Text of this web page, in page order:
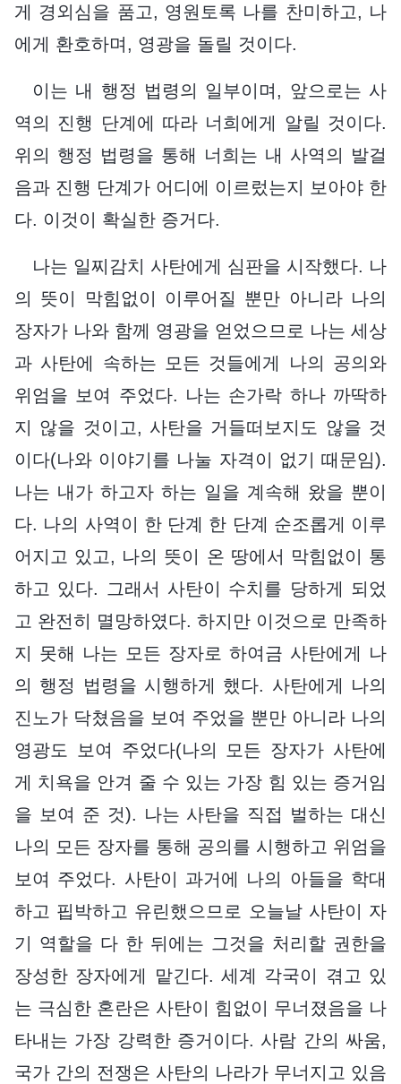
게 경외심을 품고, 영원토록 나를 찬미하고, 나
에게 환호하며, 영광을 돌릴 것이다.
이는 내 행정 법령의 일부이며, 앞으로는 사
역의 진행 단계에 따라 너희에게 알릴 것이다.
위의 행정 법령을 통해 너희는 내 사역의 발걸
음과 진행 단계가 어디에 이르렀는지 보아야 한
다. 이것이 확실한 증거다.
나는 일찌감치 사탄에게 심판을 시작했다. 나
의 뜻이 막힘없이 이루어질 뿐만 아니라 나의
장자가 나와 함께 영광을 얻었으므로 나는 세상
과 사탄에 속하는 모든 것들에게 나의 공의와
위엄을 보여 주었다. 나는 손가락 하나 까딱하
지 않을 것이고, 사탄을 거들떠보지도 않을 것
이다(나와 이야기를 나눌 자격이 없기 때문임).
나는 내가 하고자 하는 일을 계속해 왔을 뿐이
다. 나의 사역이 한 단계 한 단계 순조롭게 이루
어지고 있고, 나의 뜻이 온 땅에서 막힘없이 통
하고 있다. 그래서 사탄이 수치를 당하게 되었
고 완전히 멸망하였다. 하지만 이것으로 만족하
지 못해 나는 모든 장자로 하여금 사탄에게 나
의 행정 법령을 시행하게 했다. 사탄에게 나의
진노가 닥쳤음을 보여 주었을 뿐만 아니라 나의
영광도 보여 주었다(나의 모든 장자가 사탄에
게 치욕을 안겨 줄 수 있는 가장 힘 있는 증거임
을 보여 준 것). 나는 사탄을 직접 벌하는 대신
나의 모든 장자를 통해 공의를 시행하고 위엄을
보여 주었다. 사탄이 과거에 나의 아들을 학대
하고 핍박하고 유린했으므로 오늘날 사탄이 자
기 역할을 다 한 뒤에는 그것을 처리할 권한을
장성한 장자에게 맡긴다. 세계 각국이 겪고 있
는 극심한 혼란은 사탄이 힘없이 무너졌음을 나
타내는 가장 강력한 증거이다. 사람 간의 싸움,
국가 간의 전쟁은 사탄의 나라가 무너지고 있음